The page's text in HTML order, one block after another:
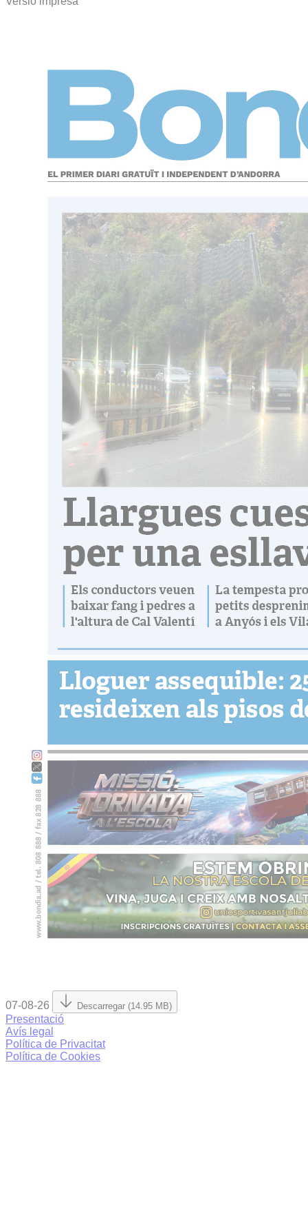
07-08-26 Descarregar (14.95 MB)
Presentació
Avís legal
Política de Privacitat
Política de Cookies